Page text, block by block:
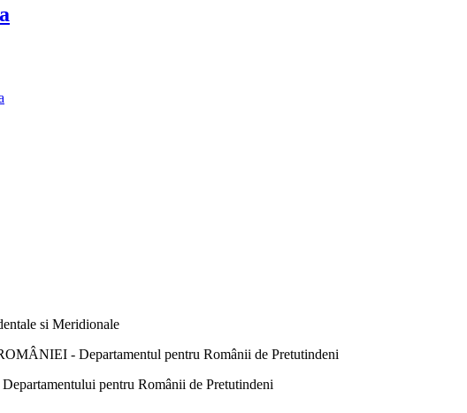
si Meridionale
- Departamentul pentru Românii de Pretutindeni
pentru Românii de Pretutindeni